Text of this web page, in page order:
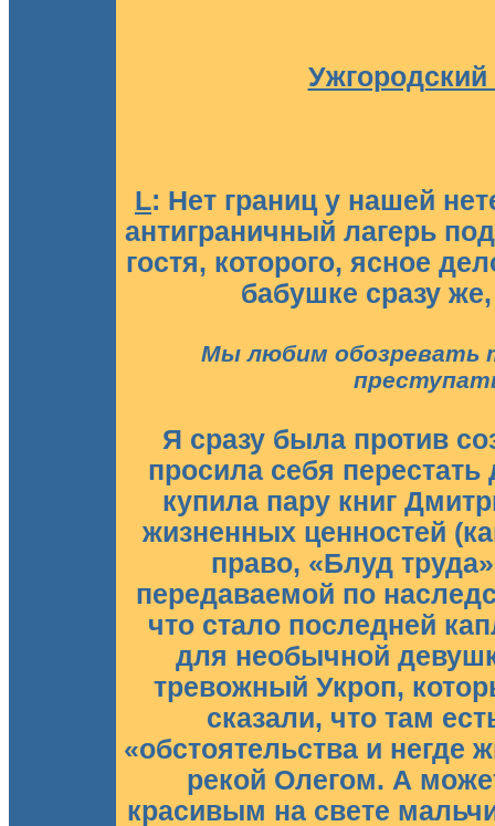
L: Нет границ у нашей
антиграничный лагерь
гостя, которого, ясное
бабушке сразу
Мы любим обозревать
Я сразу была против
просила себя
купила пару книг
жизненных ценностей
право, «Блуд
передаваемой по
что стало последней
для необычной
тревожный Укроп,
сказали, что там
«обстоятельства и негде
рекой Олегом. А
красивым на свете